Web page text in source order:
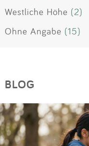
Westliche Höhe (2)
Ohne Angabe (15)
BLOG